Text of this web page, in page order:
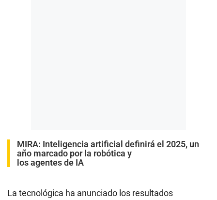
MIRA: Inteligencia artificial definirá el 2025, un
año marcado por la robótica y
los agentes de IA
La tecnológica ha anunciado los resultados